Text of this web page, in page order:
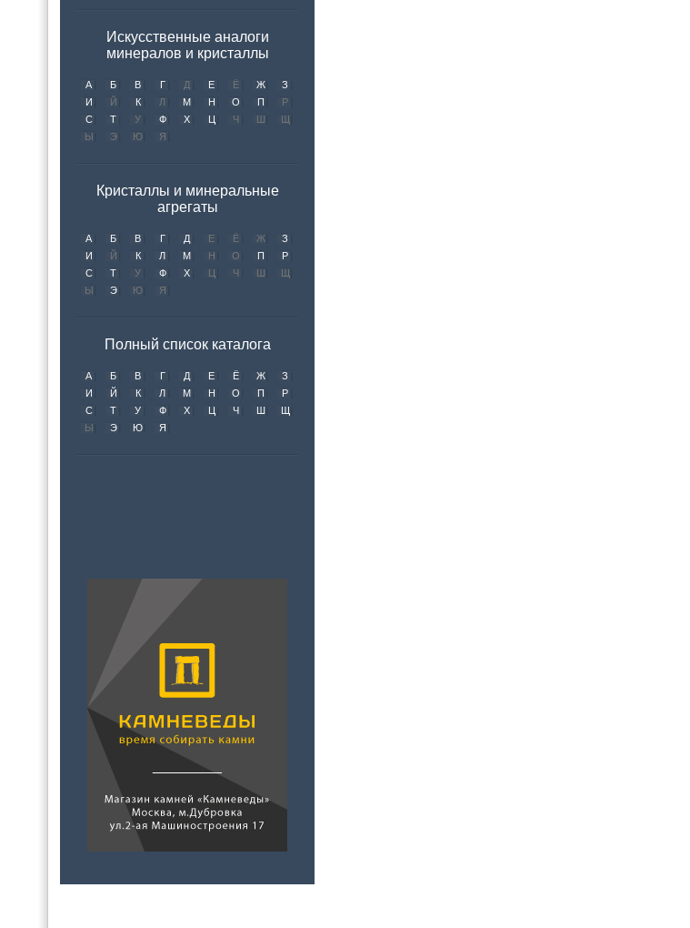
Искусственные аналоги
минералов и кристаллы
А Б В Г Д Е Ё Ж
З
И
Й К Л М Н О П
Р
С
Т У Ф Х Ц Ч Ш
Щ
Ы
Э Ю Я
Кристаллы и минеральные
агрегаты
А Б В Г Д Е Ё Ж
З
И
Й К Л М Н О П
Р
С
Т У Ф Х Ц Ч Ш
Щ
Ы
Э Ю Я
Полный список каталога
А Б В Г Д Е Ё Ж
З
И
Й К Л М Н О П
Р
С
Т У Ф Х Ц Ч Ш
Щ
Ы
Э Ю Я